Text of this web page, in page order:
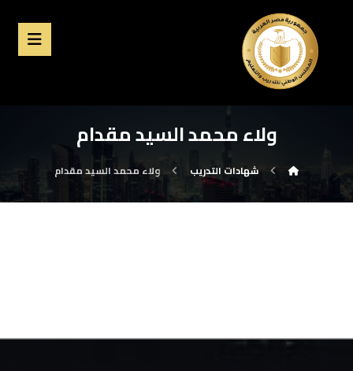
ولاء محمد السيد مقدام
شهادات التدريب ولاء محمد السيد مقدام